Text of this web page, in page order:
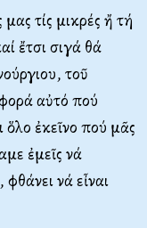
τίς μικρές ἤ τή
ἔτσι σιγά θά
τοῦ
αὐτό πού
ἐκεῖνο πού μᾶς
ἐμεῖς νά
νά εἶναι